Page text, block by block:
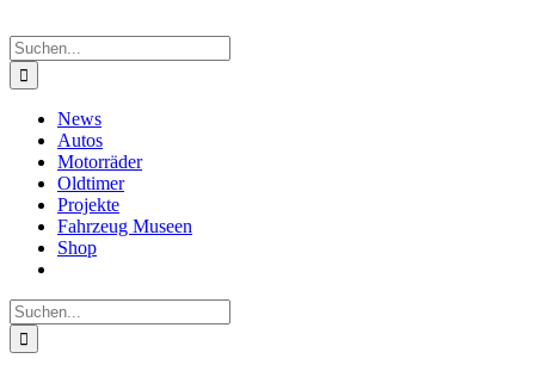
Suche
nach:
News
Autos
Motorräder
Oldtimer
Projekte
Fahrzeug Museen
Shop
Suche
nach: